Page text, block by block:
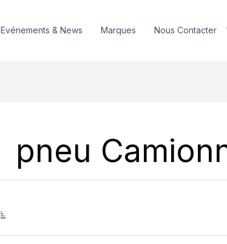
Evénements & News Marques Nous Contacter
pneu